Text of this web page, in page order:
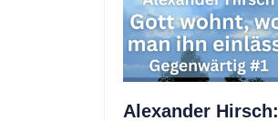
Alexander Hirsch: